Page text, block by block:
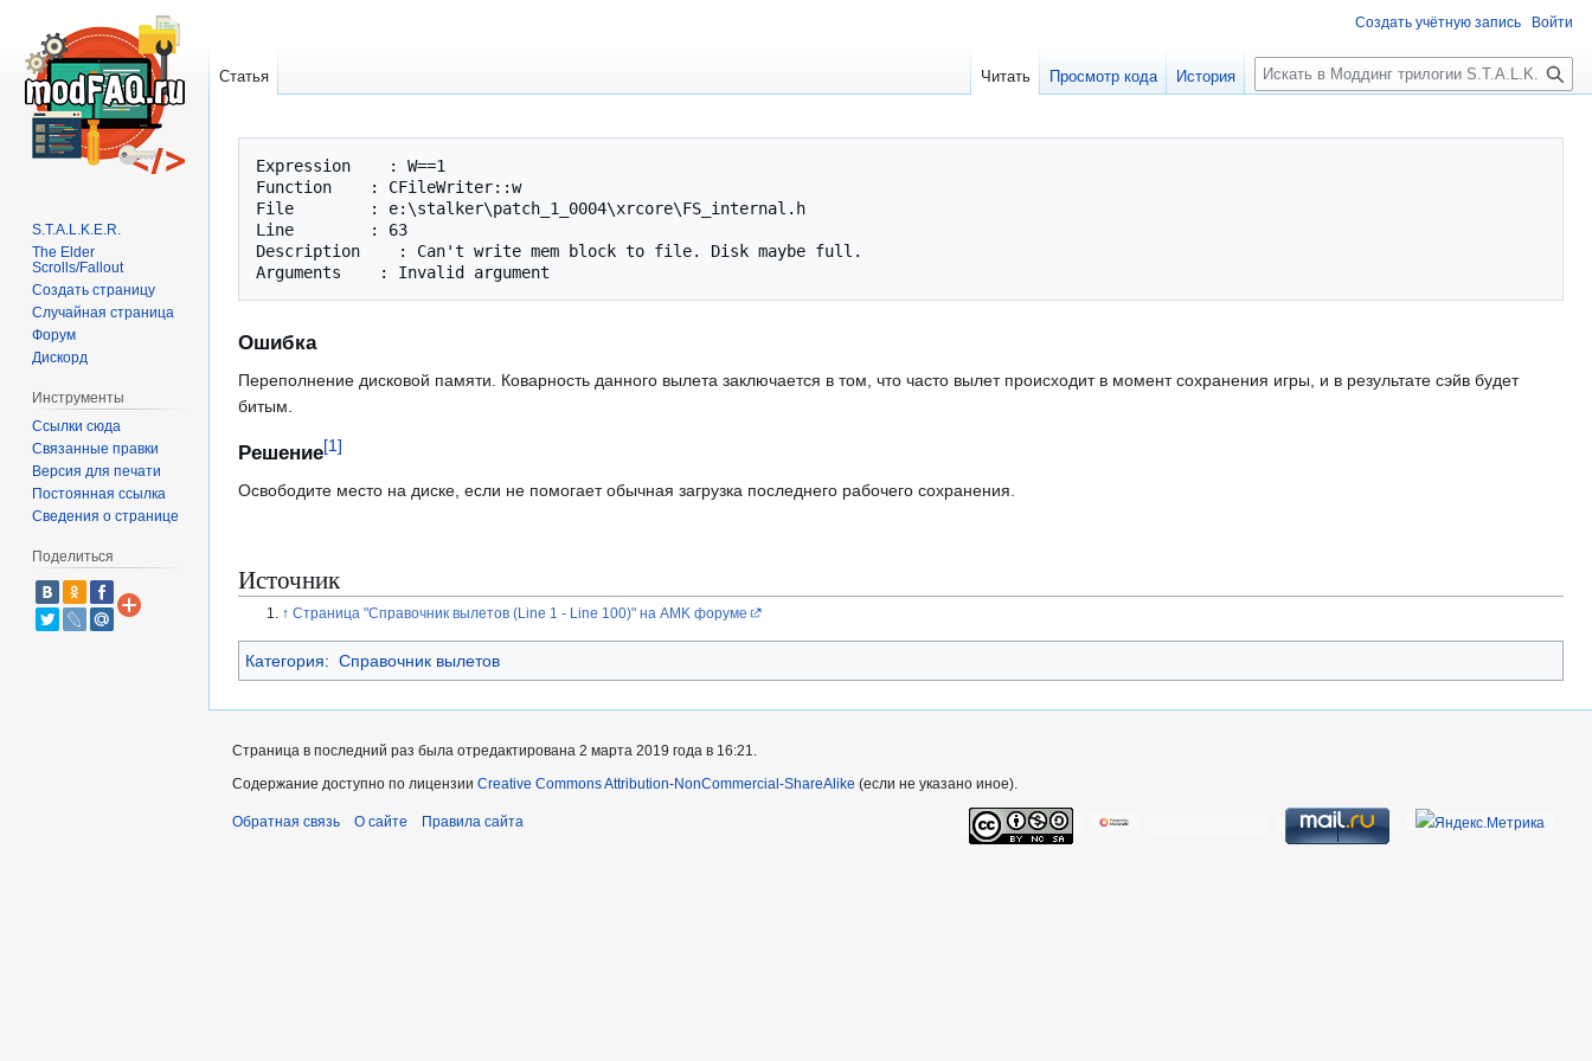
навигации
поиску
Expression    : W==1
Function    : CFileWriter::w
File        : e:\stalker\patch_1_0004\xrcore\FS_internal.h
Line        : 63
Description    : Can't write mem block to file. Disk maybe full.
Ошибка
Переполнение дисковой памяти. Коварность данного вылета заключается в том, что часто вылет происходит в момент сохранения игры, и в результате сэйв будет
битым.
Решение[1]
Освободите место на диске, если не помогает обычная загрузка последнего рабочего сохранения.
Источник
↑ Страница "Справочник вылетов (Line 1 - Line 100)" на AMK форуме
Категория: Справочник вылетов
Создать учётную запись Войти
Статья Читать Просмотр кода История
П
о
с
S.T.A.L.K.E.R.
The Elder
Scrolls/Fallout
Создать страницу
Случайная страница
Форум
Дискорд
Инструменты
Ссылки сюда
Связанные правки
Версия для печати
Постоянная ссылка
Сведения о странице
Поделиться
Страница в последний раз была отредактирована 2 марта 2019 года в 16:21.
Содержание доступно по лицензии Creative Commons Attribution-NonCommercial-ShareAlike (если не указано иное).
Обратная связь О сайте Правила сайта